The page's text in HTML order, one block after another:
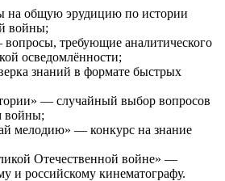
общую эрудицию по истории
войны;
требующие аналитического
осведомлённости;
знаний в формате быстрых
— случайный выбор вопросов
войны;
мелодию» — конкурс на знание
Отечественной войне» —
и российскому кинематографу.